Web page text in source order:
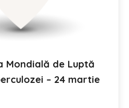
Mondială de Luptă
– 24 martie